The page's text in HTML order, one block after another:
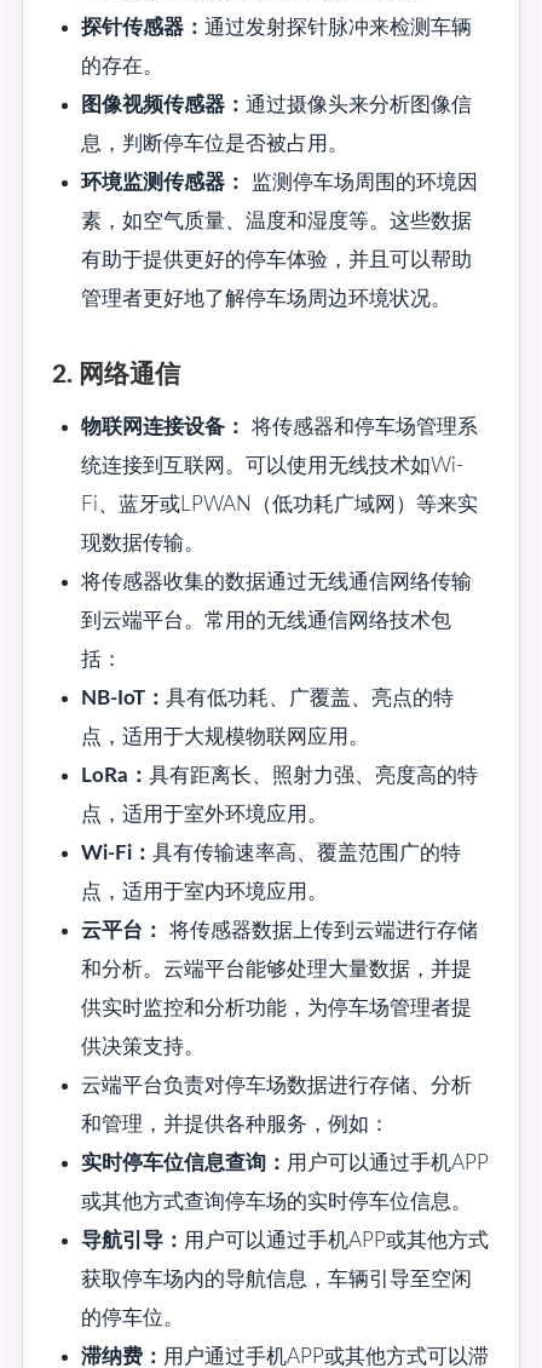
探针传感器： 通过发射探针脉冲来检测车辆
的存在。
图像视频传感器： 通过摄像头来分析图像信
息，判断停车位是否被占用。
环境监测传感器：
监测停车场周围的环境因
素，如空气质量、温度和湿度等。这些数据
有助于提供更好的停车体验，并且可以帮助
管理者更好地了解停车场周边环境状况。
2. 网络通信
物联网连接设备：
将传感器和停车场管理系
统连接到互联网。可以使用无线技术如Wi-
Fi、蓝牙或LPWAN（低功耗广域网）等来实
现数据传输。
将传感器收集的数据通过无线通信网络传输
到云端平台。常用的无线通信网络技术包
括：
NB-IoT： 具有低功耗、广覆盖、亮点的特
点，适用于大规模物联网应用。
LoRa： 具有距离长、照射力强、亮度高的特
点，适用于室外环境应用。
Wi-Fi： 具有传输速率高、覆盖范围广的特
点，适用于室内环境应用。
云平台：
将传感器数据上传到云端进行存储
和分析。云端平台能够处理大量数据，并提
供实时监控和分析功能，为停车场管理者提
供决策支持。
云端平台负责对停车场数据进行存储、分析
和管理，并提供各种服务，例如：
实时停车位信息查询： 用户可以通过手机APP
或其他方式查询停车场的实时停车位信息。
导航引导： 用户可以通过手机APP或其他方式
获取停车场内的导航信息，车辆引导至空闲
的停车位。
滞纳费： 用户通过手机APP或其他方式可以滞